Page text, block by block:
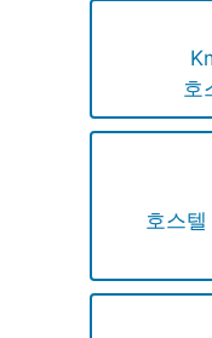
호
호스